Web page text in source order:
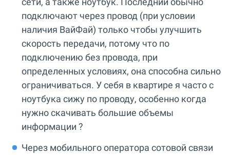
подключают через провод (при условии
наличия ВайФай) только чтобы улучшить
скорость передачи, потому что по
подключению без провода, при
определенных условиях, она способна сильно
ограничиваться. У себя в квартире я часто с
ноутбука сижу по проводу, особенно когда
нужно скачивать большие объемы
информации ?
Через мобильного оператора сотовой связи